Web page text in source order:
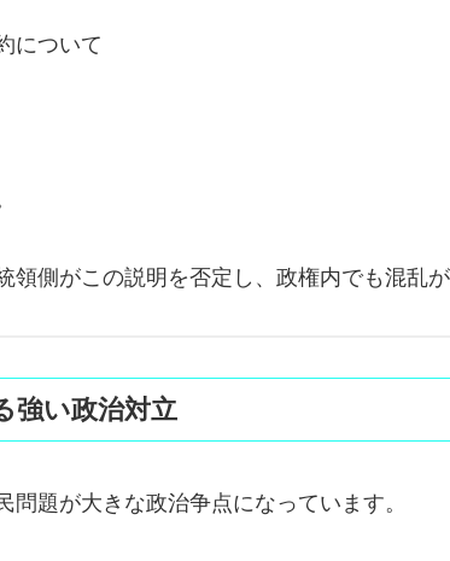
について
領側がこの説明を否定し、政権内でも混乱が
強い政治対立
問題が大きな政治争点になっています。